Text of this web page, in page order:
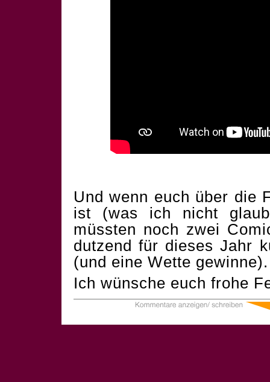
Und wenn euch über die
ist (was ich nicht
müssten noch zwei
dutzend für dieses Jahr
(und eine Wette
Ich wünsche euch frohe